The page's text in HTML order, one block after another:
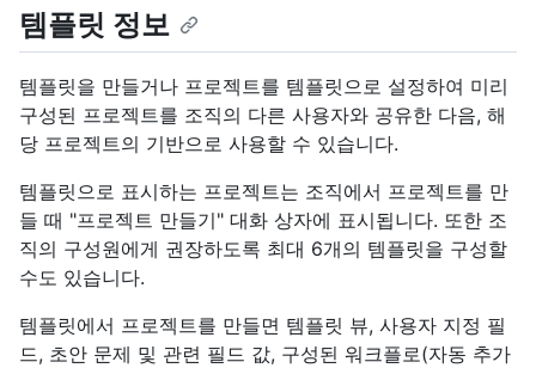
템플릿 정보
템플릿을 만들거나 프로젝트를 템플릿으로 설정하여 미리
구성된 프로젝트를 조직의 다른 사용자와 공유한 다음, 해
당 프로젝트의 기반으로 사용할 수 있습니다.
템플릿으로 표시하는 프로젝트는 조직에서 프로젝트를 만
들 때 "프로젝트 만들기" 대화 상자에 표시됩니다. 또한 조
직의 구성원에게 권장하도록 최대 6개의 템플릿을 구성할
수도 있습니다.
템플릿에서 프로젝트를 만들면 템플릿 뷰, 사용자 지정 필
드, 초안 문제 및 관련 필드 값, 구성된 워크플로(자동 추가